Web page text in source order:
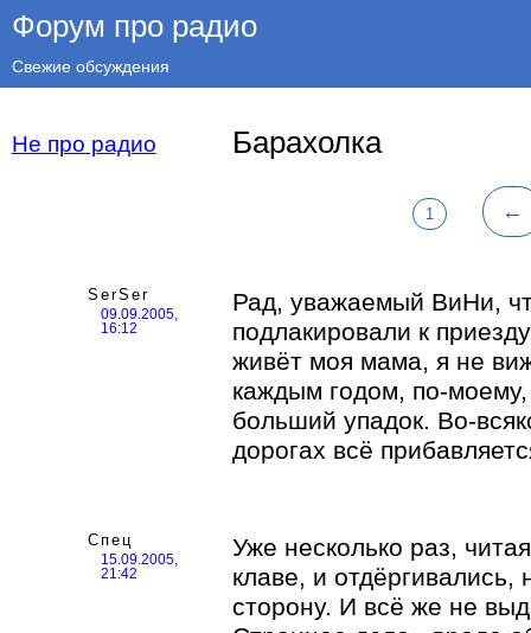
Форум про радио
Свежие обсуждения
Не про радио Барахолка
1 ←
SerSer
09.09.2005,
16:12
Рад, уважаемый ВиНи,
подлакировали к
живёт моя мама, я не
каждым годом, по-моему,
больший упадок. Во-
дорогах всё
Спец
15.09.2005,
21:42
Уже несколько раз,
клаве, и отдёргивались,
сторону. И всё же не